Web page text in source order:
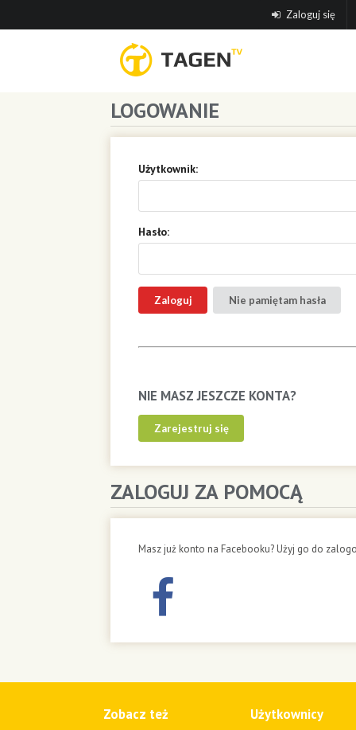
Zaloguj się
LOGOWANIE
Użytkownik:
Hasło:
Nie pamiętam hasła
NIE MASZ JESZCZE KONTA?
Zarejestruj się
ZALOGUJ ZA POMOCĄ
Masz już konto na Facebooku? Użyj go do
Zobacz też Użytkownicy